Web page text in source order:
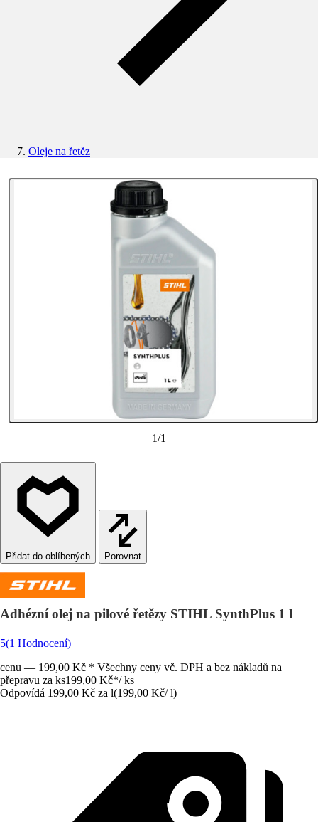
Oleje na řetěz
1/1
Porovnat
Adhézní olej na pilové řetězy STIHL SynthPlus 1 l
5(1 Hodnocení)
cenu — 199,00 Kč * Všechny ceny vč. DPH a bez nákladů na
přepravu za ks199,00 Kč*/ ks
Odpovídá 199,00 Kč za l(199,00 Kč/ l)